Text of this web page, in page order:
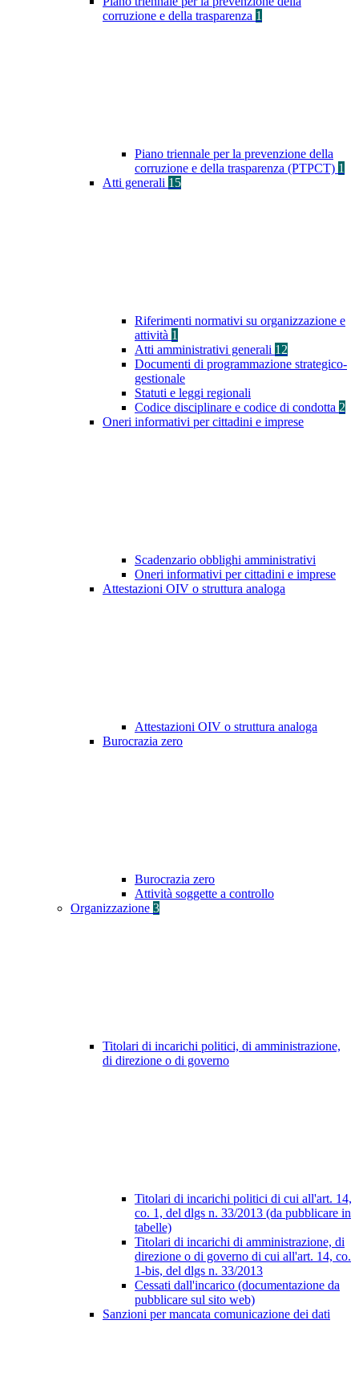
corruzione e della trasparenza 1
Piano triennale per la prevenzione della
corruzione e della trasparenza (PTPCT) 1
Atti generali 15
Riferimenti normativi su organizzazione e
attività 1
Atti amministrativi generali 12
Documenti di programmazione strategico-
gestionale
Statuti e leggi regionali
Codice disciplinare e codice di condotta 2
Oneri informativi per cittadini e imprese
Scadenzario obblighi amministrativi
Oneri informativi per cittadini e imprese
Attestazioni OIV o struttura analoga
Attestazioni OIV o struttura analoga
Burocrazia zero
Burocrazia zero
Attività soggette a controllo
Organizzazione 3
Titolari di incarichi politici, di amministrazione,
di direzione o di governo
Titolari di incarichi politici di cui all'art. 14,
co. 1, del dlgs n. 33/2013 (da pubblicare in
tabelle)
Titolari di incarichi di amministrazione, di
direzione o di governo di cui all'art. 14, co.
1-bis, del dlgs n. 33/2013
Cessati dall'incarico (documentazione da
pubblicare sul sito web)
Sanzioni per mancata comunicazione dei dati